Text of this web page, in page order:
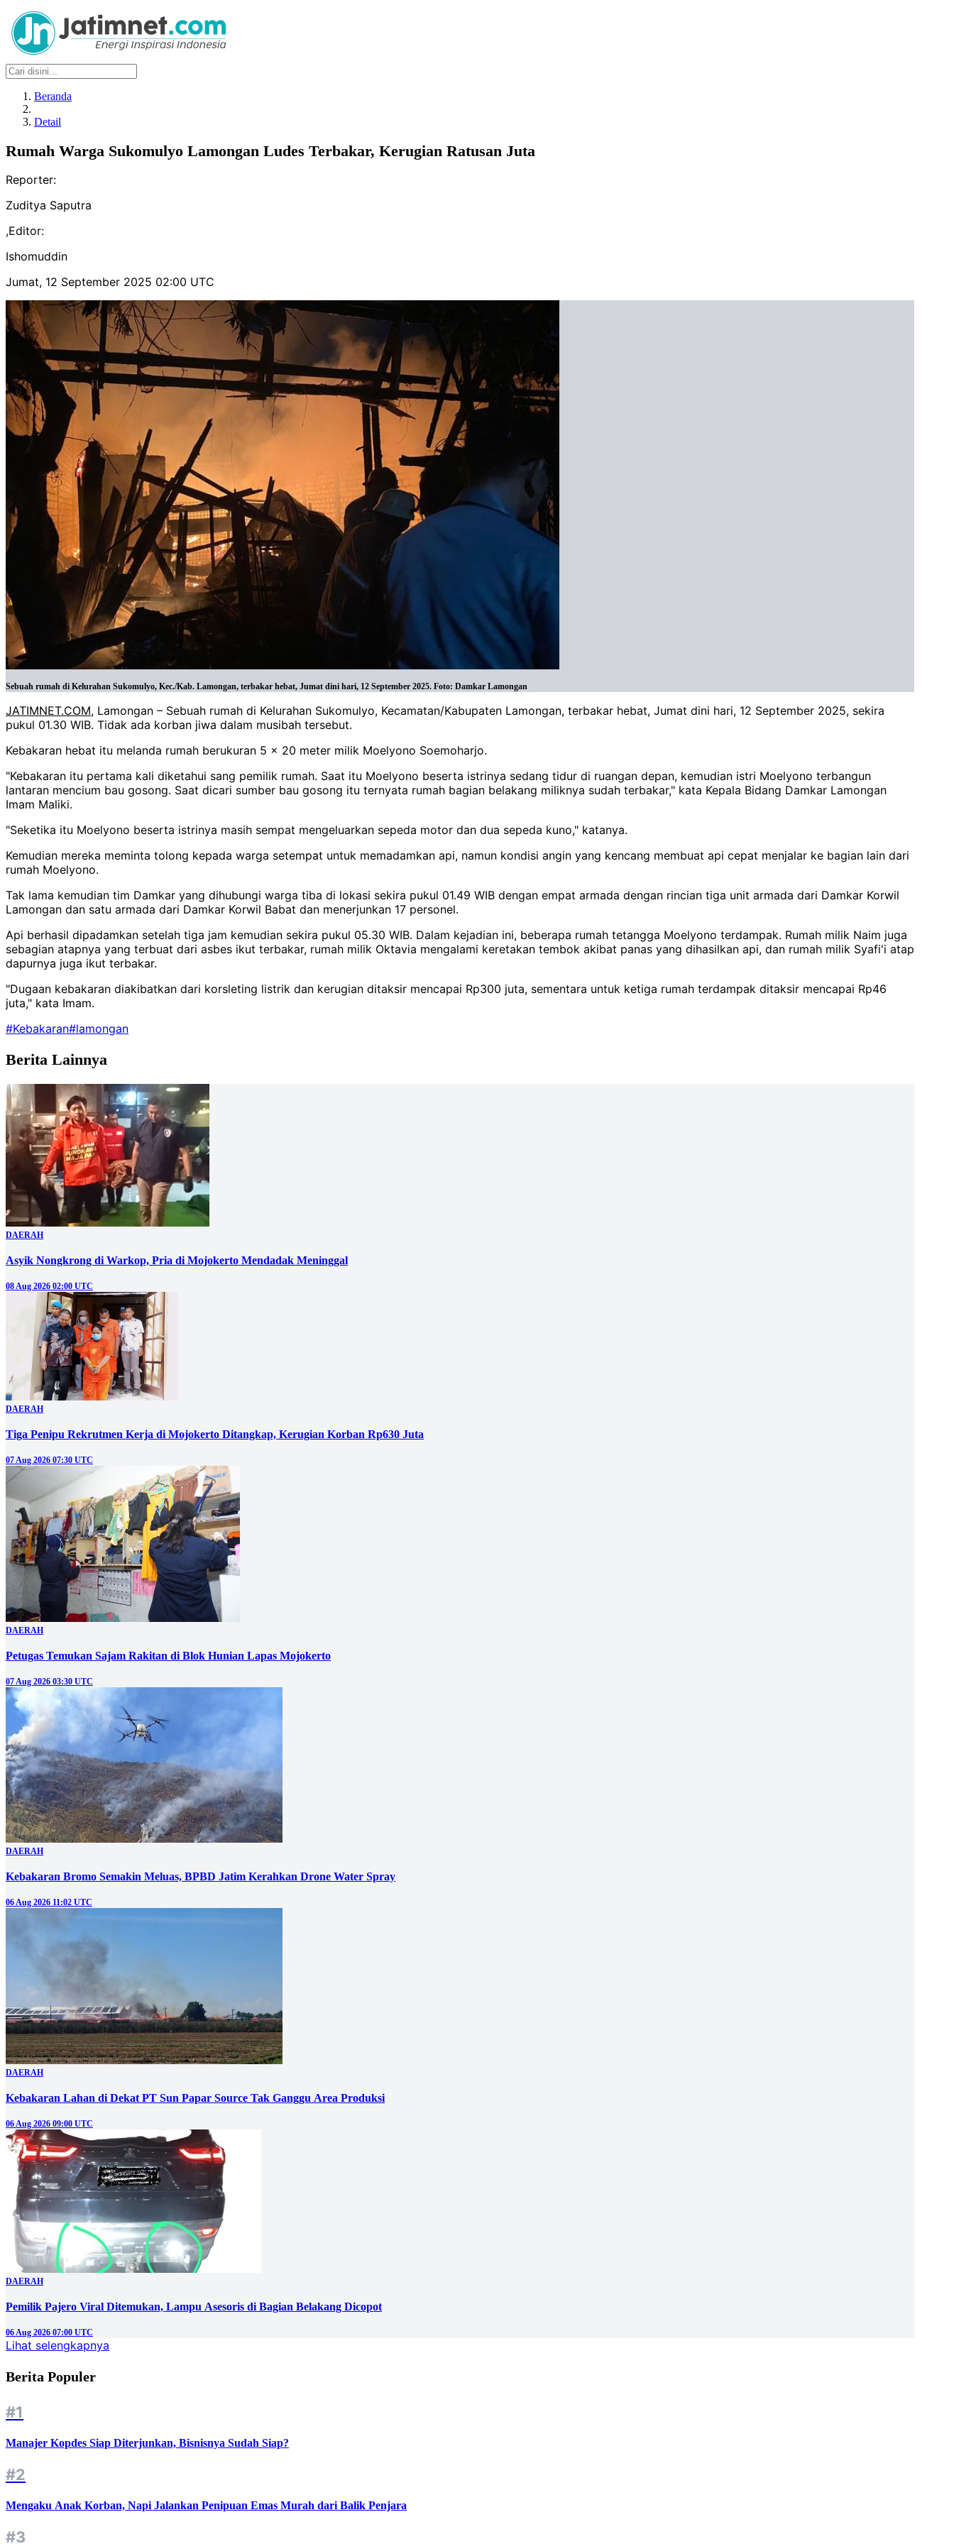
Beranda
Detail
Rumah Warga Sukomulyo Lamongan Ludes Terbakar, Kerugian Ratusan Juta
Reporter:
Zuditya Saputra
,Editor:
Ishomuddin
Jumat, 12 September 2025 02:00 UTC
Sebuah rumah di Kelurahan Sukomulyo, Kec./Kab. Lamongan, terbakar hebat, Jumat dini hari, 12 September 2025. Foto: Damkar Lamongan
JATIMNET.COM, Lamongan – Sebuah rumah di Kelurahan Sukomulyo, Kecamatan/Kabupaten Lamongan, terbakar hebat, Jumat dini hari, 12 September 2025, sekira
pukul 01.30 WIB. Tidak ada korban jiwa dalam musibah tersebut.
Kebakaran hebat itu melanda rumah berukuran 5 x 20 meter milik Moelyono Soemoharjo.
"Kebakaran itu pertama kali diketahui sang pemilik rumah. Saat itu Moelyono beserta istrinya sedang tidur di ruangan depan, kemudian istri Moelyono terbangun
lantaran mencium bau gosong. Saat dicari sumber bau gosong itu ternyata rumah bagian belakang miliknya sudah terbakar," kata Kepala Bidang Damkar Lamongan
Imam Maliki.
"Seketika itu Moelyono beserta istrinya masih sempat mengeluarkan sepeda motor dan dua sepeda kuno," katanya.
Kemudian mereka meminta tolong kepada warga setempat untuk memadamkan api, namun kondisi angin yang kencang membuat api cepat menjalar ke bagian lain dari
rumah Moelyono.
Tak lama kemudian tim Damkar yang dihubungi warga tiba di lokasi sekira pukul 01.49 WIB dengan empat armada dengan rincian tiga unit armada dari Damkar Korwil
Lamongan dan satu armada dari Damkar Korwil Babat dan menerjunkan 17 personel.
Api berhasil dipadamkan setelah tiga jam kemudian sekira pukul 05.30 WIB. Dalam kejadian ini, beberapa rumah tetangga Moelyono terdampak. Rumah milik Naim juga
sebagian atapnya yang terbuat dari asbes ikut terbakar, rumah milik Oktavia mengalami keretakan tembok akibat panas yang dihasilkan api, dan rumah milik Syafi'i atap
dapurnya juga ikut terbakar.
"Dugaan kebakaran diakibatkan dari korsleting listrik dan kerugian ditaksir mencapai Rp300 juta, sementara untuk ketiga rumah terdampak ditaksir mencapai Rp46
juta," kata Imam.
#Kebakaran#lamongan
Berita Lainnya
DAERAH
Asyik Nongkrong di Warkop, Pria di Mojokerto Mendadak Meninggal
08 Aug 2026 02:00 UTC
DAERAH
Tiga Penipu Rekrutmen Kerja di Mojokerto Ditangkap, Kerugian Korban Rp630 Juta
07 Aug 2026 07:30 UTC
DAERAH
Petugas Temukan Sajam Rakitan di Blok Hunian Lapas Mojokerto
07 Aug 2026 03:30 UTC
DAERAH
Kebakaran Bromo Semakin Meluas, BPBD Jatim Kerahkan Drone Water Spray
06 Aug 2026 11:02 UTC
DAERAH
Kebakaran Lahan di Dekat PT Sun Papar Source Tak Ganggu Area Produksi
06 Aug 2026 09:00 UTC
DAERAH
Pemilik Pajero Viral Ditemukan, Lampu Asesoris di Bagian Belakang Dicopot
06 Aug 2026 07:00 UTC
Lihat selengkapnya
Berita Populer
#1
Manajer Kopdes Siap Diterjunkan, Bisnisnya Sudah Siap?
#2
Mengaku Anak Korban, Napi Jalankan Penipuan Emas Murah dari Balik Penjara
#3